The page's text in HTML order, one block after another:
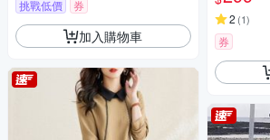
挑戰低價 券
加入購物車
2 (1)
券